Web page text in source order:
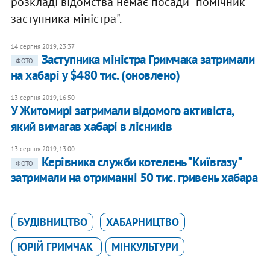
заступника міністра".
14 серпня 2019, 23:37
ФОТО
Заступника міністра Гримчака затримали
на хабарі у $480 тис. (оновлено)
13 серпня 2019, 16:50
У Житомирі затримали відомого активіста,
який вимагав хабарі в лісників
13 серпня 2019, 13:00
ФОТО
Керівника служби котелень "Київгазу"
затримали на отриманні 50 тис. гривень хабара
БУДІВНИЦТВО
ХАБАРНИЦТВО
ЮРІЙ ГРИМЧАК
МІНКУЛЬТУРИ